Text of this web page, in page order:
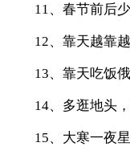
11、春节前后
12、靠天越靠
13、靠天吃饭
14、多逛地头
15、大寒一夜